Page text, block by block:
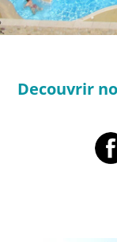
Decouvrir